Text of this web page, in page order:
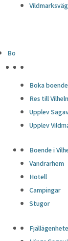
Bo
Boka
Res till
Upplev
Upplev
Boende i
Vandrarhem
Hotell
Campingar
Stugor